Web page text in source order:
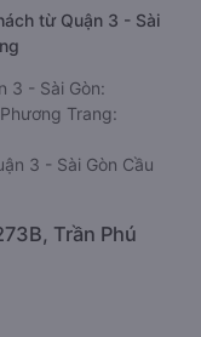
từ Quận 3 - Sài
3 - Sài Gòn:
Trang:
3 - Sài Gòn Cầu
Trần Phú